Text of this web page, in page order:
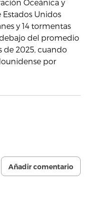
Oceánica y
Estados Unidos
y 14 tormentas
del promedio
de 2025, cuando
por
Añadir comentario